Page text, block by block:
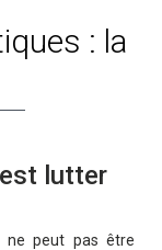
: la
lutter
ne peut pas être